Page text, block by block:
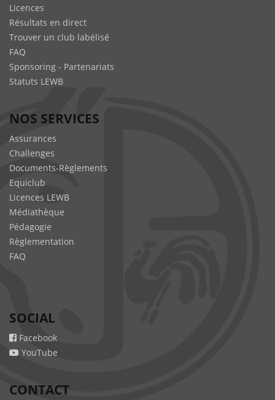
Licences
Résultats en direct
Trouver un club labélisé
FAQ
Sponsoring - Partenariats
Statuts LEWB
NOS SERVICES
Assurances
Challenges
Documents-Règlements
Equiclub
Licences LEWB
Médiathèque
Pédagogie
Règlementation
FAQ
SOCIAL
Facebook
YouTube
CONTACT